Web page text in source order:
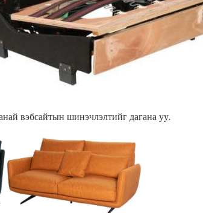
вэбсайтын шинэчлэлтийг дагана уу.